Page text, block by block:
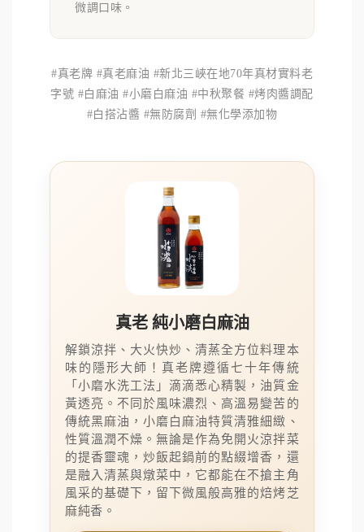
微調口味。
#真老牌 #真老麻油 #新北三峽在地70年真材實料老
字號 #白麻油 #小磨白麻油 #中秋聚餐 #烤肉醬調配
#白搭沾醬 #無防腐劑 #無化學添加物
真老 純小磨白麻油
解鎖涼拌、大火快炒、清蒸全方位料理本
味的隱形大師！真老牌遵循七十年傳統
「小磨水洗工法」滴滴悉心精製，油質金
黃透亮。不同於風味濃烈、高溫易變苦的
傳統黑麻油，小磨白麻油特質清雅細緻、
性質溫潤不燥。無論是作為免開火涼拌菜
的提香靈魂，炒飯起鍋前的點綴增香，還
是融入清蒸與燉菜中，它都能在不搶主角
風采的基礎下，留下微風般高雅的焙烤芝
麻純香。